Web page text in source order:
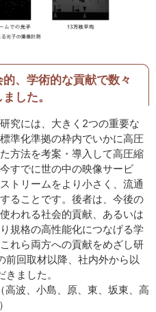
、学術的な貢献で数々
した。
究には、大きく2つの重要な
準化準拠の枠内でいかに高圧
方法を考案・導入して高圧縮
すでに世の中の映像サービ
トリームをより小さく、流通
ることです。後者は、今後の
われる社会的貢献、あるいは
規格の高性能化につなげる学
れら両方への貢献をめざし研
前回取材以降、社内外から以
ました。
波、小島、原、東、坂東、高